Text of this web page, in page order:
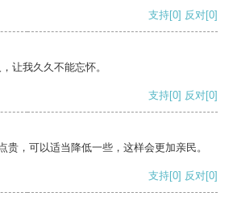
支持[0] 反对[0]
让我久久不能忘怀。
支持[0] 反对[0]
贵，可以适当降低一些，这样会更加亲民。
支持[0] 反对[0]